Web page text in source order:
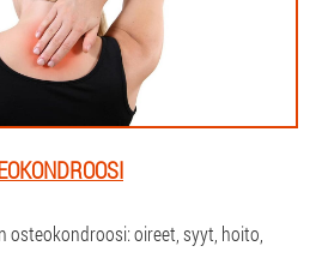
osteokondroosi: oireet, syyt, hoito,